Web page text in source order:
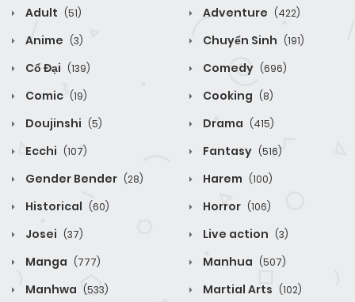
Adult (51) Adventure (422)
Anime (3) Chuyển Sinh (191)
Cổ Đại (139) Comedy (696)
Comic (19) Cooking (8)
Doujinshi (5) Drama (415)
Ecchi (107) Fantasy (516)
Gender Bender (28) Harem (100)
Historical (60) Horror (106)
Josei (37) Live action (3)
Manga (777) Manhua (507)
Manhwa (533) Martial Arts (102)